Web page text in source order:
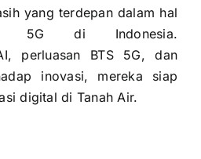
yang terdepan dalam hal
5G di Indonesia.
perluasan BTS 5G, dan
inovasi, mereka siap
digital di Tanah Air.